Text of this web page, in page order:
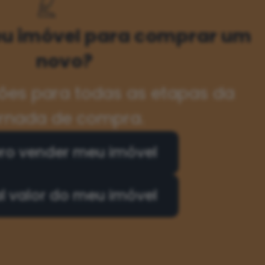
imóvel para comprar um
novo?
para todas as etapas da
de compra.
vender meu imóvel
valor do meu imóvel